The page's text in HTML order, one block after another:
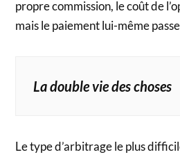
propre commission, le coût de
mais le paiement lui-même
La double vie des choses
Le type d’arbitrage le plus